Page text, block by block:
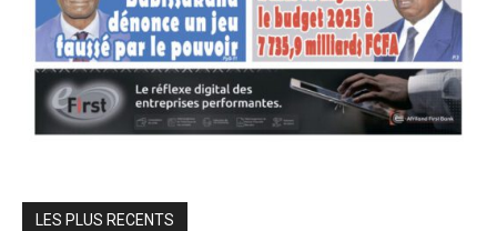
LES PLUS RECENTS